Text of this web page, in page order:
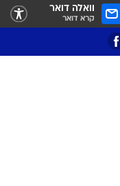
וואלה דואר
קרא דואר